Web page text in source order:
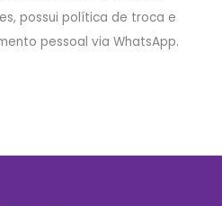
possui política de troca e
pessoal via WhatsApp.